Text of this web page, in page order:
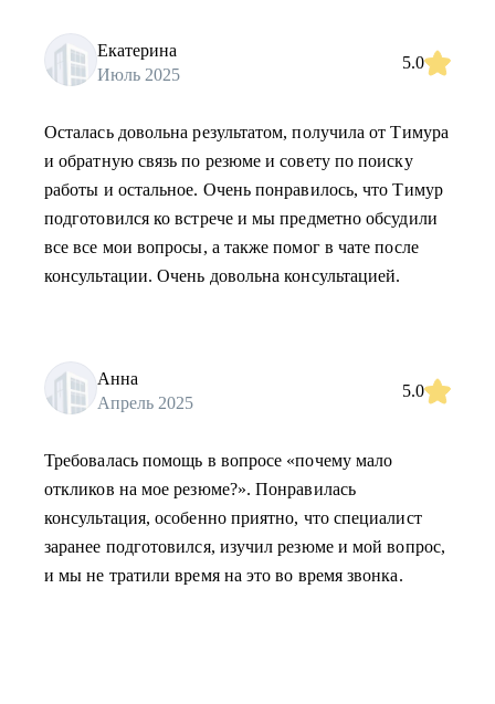
Екатерина
Июль 2025
5.0
Осталась довольна результатом, получила от Тимура
и обратную связь по резюме и совету по поиску
работы и остальное. Очень понравилось, что Тимур
подготовился ко встрече и мы предметно обсудили
все все мои вопросы, а также помог в чате после
консультации. Очень довольна консультацией.
Анна
Апрель 2025
5.0
Требовалась помощь в вопросе «почему мало
откликов на мое резюме?». Понравилась
консультация, особенно приятно, что специалист
заранее подготовился, изучил резюме и мой вопрос,
и мы не тратили время на это во время звонка.